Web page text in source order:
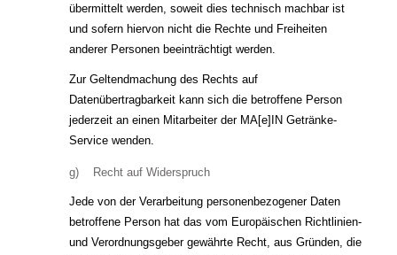
übermittelt werden, soweit dies technisch machbar ist
und sofern hiervon nicht die Rechte und Freiheiten
anderer Personen beeinträchtigt werden.
Zur Geltendmachung des Rechts auf
Datenübertragbarkeit kann sich die betroffene Person
jederzeit an einen Mitarbeiter der MA[e]IN Getränke-
Service wenden.
g) Recht auf Widerspruch
Jede von der Verarbeitung personenbezogener Daten
betroffene Person hat das vom Europäischen Richtlinien-
und Verordnungsgeber gewährte Recht, aus Gründen, die